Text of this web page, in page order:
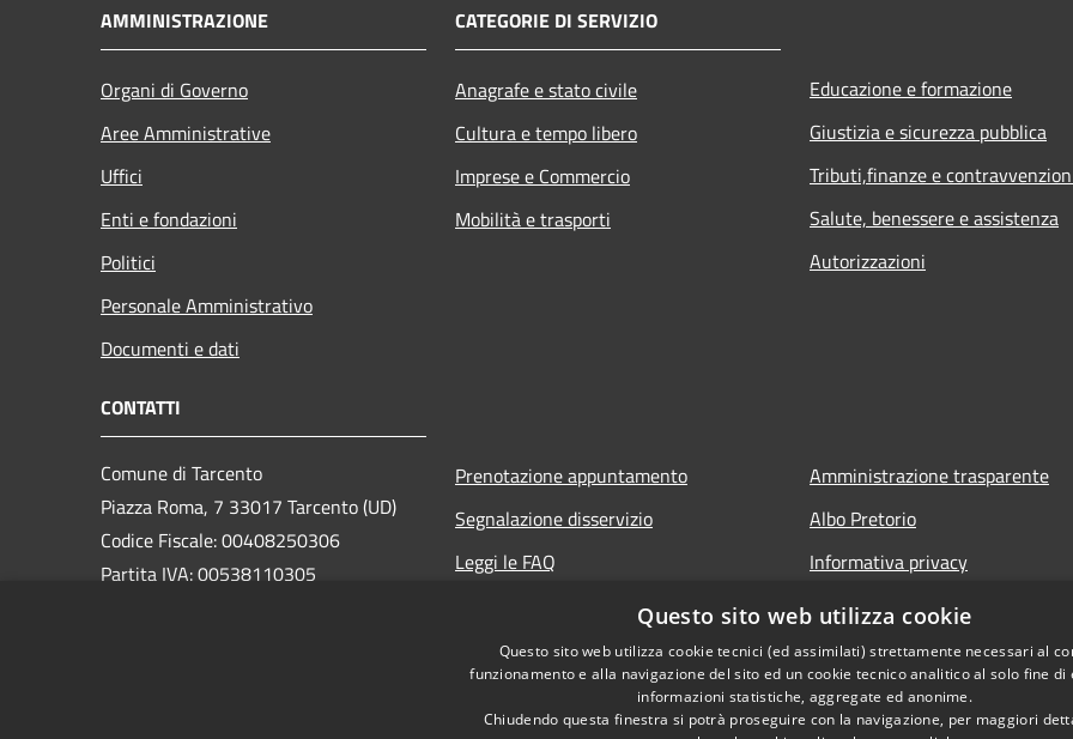
AMMINISTRAZIONE
Organi di Governo
Aree Amministrative
Uffici
Enti e fondazioni
Politici
Personale Amministrativo
Documenti e dati
CATEGORIE DI SERVIZIO
Anagrafe e stato civile
Cultura e tempo libero
Imprese e Commercio
Mobilità e trasporti
Educazione e formazione
Giustizia e sicurezza pubblica
Tributi,finanze e
Salute, benessere e assistenza
Autorizzazioni
CONTATTI
Comune di Tarcento
Piazza Roma, 7 33017 Tarcento (UD)
Codice Fiscale: 00408250306
Partita IVA: 00538110305
Prenotazione appuntamento
Segnalazione disservizio
Leggi le FAQ
Amministrazione trasparente
Albo Pretorio
Informativa privacy
Note legali
Dichiarazione di accessibilità
Segnalazioni di inaccessibilità
Questo sito web utilizza cookie
Questo sito web utilizza cookie tecnici (ed assimilati) strettamente necessari al
funzionamento e alla navigazione del sito ed un cookie tecnico analitico al solo fine di
informazioni statistiche, aggregate ed anonime.
Chiudendo questa finestra si potrà proseguire con la navigazione, per maggiori